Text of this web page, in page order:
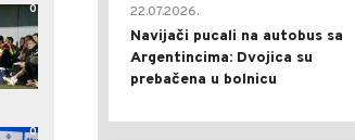
0
0
22.07.2026.
Navijači pucali na autobus sa
Argentincima: Dvojica su
prebačena u bolnicu